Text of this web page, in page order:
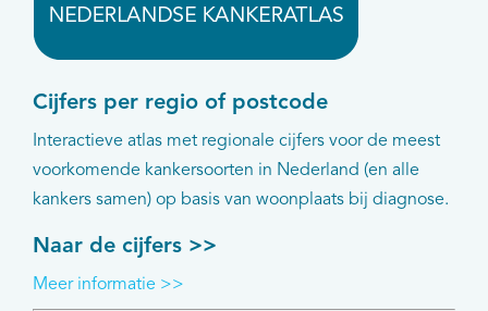
Cijfers per regio of postcode
Interactieve atlas met regionale cijfers voor de meest
voorkomende kankersoorten in Nederland (en alle
kankers samen) op basis van woonplaats bij diagnose.
Naar de cijfers >>
Meer informatie >>